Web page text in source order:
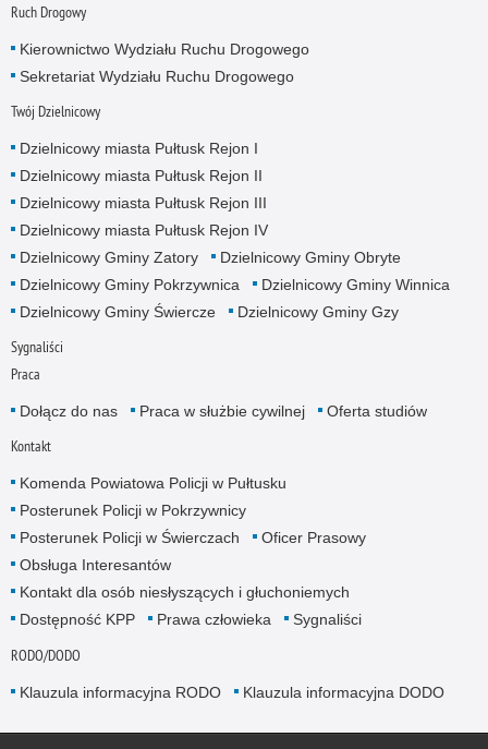
Ruch Drogowy
Kierownictwo Wydziału Ruchu Drogowego
Sekretariat Wydziału Ruchu Drogowego
Twój Dzielnicowy
Dzielnicowy miasta Pułtusk Rejon I
Dzielnicowy miasta Pułtusk Rejon II
Dzielnicowy miasta Pułtusk Rejon III
Dzielnicowy miasta Pułtusk Rejon IV
Dzielnicowy Gminy Zatory
Dzielnicowy Gminy Obryte
Dzielnicowy Gminy Pokrzywnica
Dzielnicowy Gminy Winnica
Dzielnicowy Gminy Świercze
Dzielnicowy Gminy Gzy
Sygnaliści
Praca
Dołącz do nas Praca w służbie cywilnej Oferta studiów
Kontakt
Komenda Powiatowa Policji w Pułtusku
Posterunek Policji w Pokrzywnicy
Posterunek Policji w Świerczach
Oficer Prasowy
Obsługa Interesantów
Kontakt dla osób niesłyszących i głuchoniemych
Dostępność KPP
Prawa człowieka Sygnaliści
RODO/DODO
Klauzula informacyjna RODO Klauzula informacyjna DODO